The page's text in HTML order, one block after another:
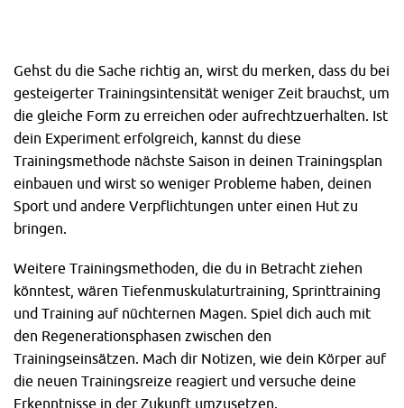
Gehst du die Sache richtig an, wirst du merken, dass du bei
gesteigerter Trainingsintensität weniger Zeit brauchst, um
die gleiche Form zu erreichen oder aufrechtzuerhalten. Ist
dein Experiment erfolgreich, kannst du diese
Trainingsmethode nächste Saison in deinen Trainingsplan
einbauen und wirst so weniger Probleme haben, deinen
Sport und andere Verpflichtungen unter einen Hut zu
bringen.
Weitere Trainingsmethoden, die du in Betracht ziehen
könntest, wären Tiefenmuskulaturtraining, Sprinttraining
und Training auf nüchternen Magen. Spiel dich auch mit
den Regenerationsphasen zwischen den
Trainingseinsätzen. Mach dir Notizen, wie dein Körper auf
die neuen Trainingsreize reagiert und versuche deine
Erkenntnisse in der Zukunft umzusetzen.